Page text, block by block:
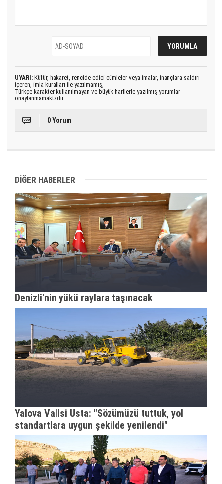
UYARI: Küfür, hakaret, rencide edici cümleler veya imalar, inançlara saldırı
içeren, imla kuralları ile yazılmamış,
Türkçe karakter kullanılmayan ve büyük harflerle yazılmış yorumlar
onaylanmamaktadır.
0 Yorum
DİĞER HABERLER
Denizli'nin yükü raylara taşınacak
Yalova Valisi Usta: "Sözümüzü tuttuk, yol
standartlara uygun şekilde yenilendi"